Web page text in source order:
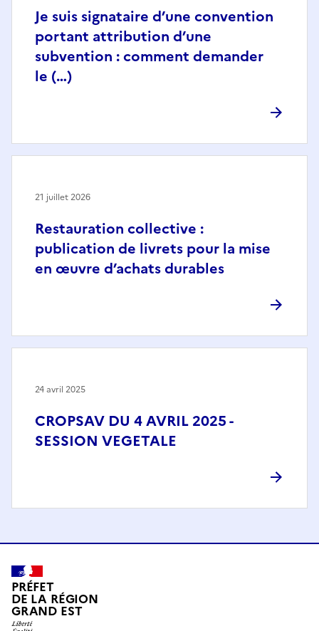
Je suis signataire d’une convention
portant attribution d’une
subvention : comment demander
le (…)
Restauration collective :
publication de livrets pour la mise
en œuvre d’achats durables
21 juillet 2026
CROPSAV DU 4 AVRIL 2025 -
SESSION VEGETALE
24 avril 2025
PRÉFET
DE LA RÉGION
GRAND EST